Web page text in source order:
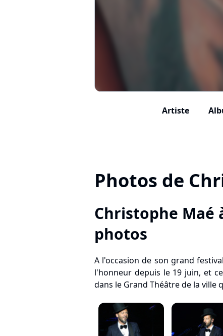
Artiste
Photos de
Christophe Maé
photos
A l'occasion de son grand
l'honneur depuis le 19 juin, et
dans le Grand Théâtre de la ville